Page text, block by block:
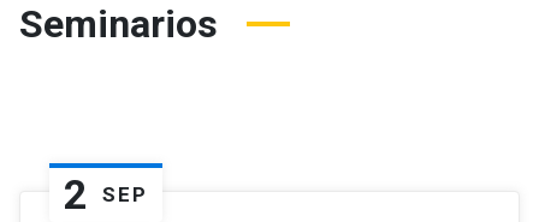
Seminarios
2 SEP